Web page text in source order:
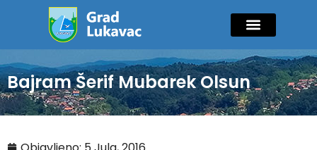
Bajram Šerif Mubarek Olsun